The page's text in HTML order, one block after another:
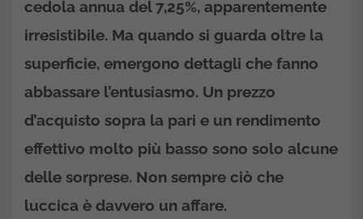
cedola annua del 7,25%, apparentemente
irresistibile. Ma quando si guarda oltre la
superficie, emergono dettagli che fanno
abbassare l’entusiasmo. Un prezzo
d’acquisto sopra la pari e un rendimento
effettivo molto più basso sono solo alcune
delle sorprese. Non sempre ciò che
luccica è davvero un affare.